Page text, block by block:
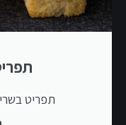
תפריט